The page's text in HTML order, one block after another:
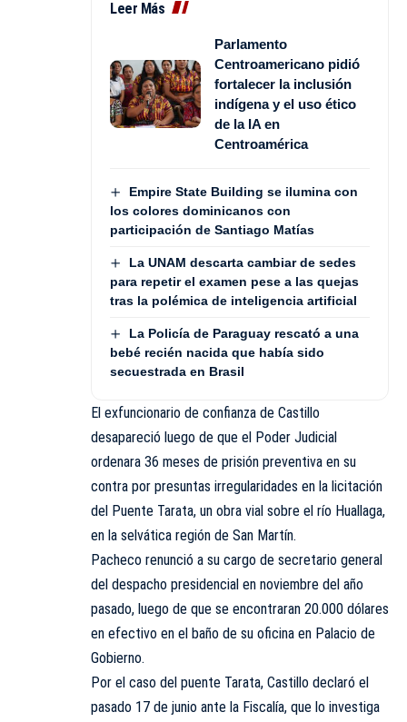
Leer Más
Parlamento
Centroamericano pidió
fortalecer la inclusión
indígena y el uso ético
de la IA en
Centroamérica
Empire State Building se ilumina con
los colores dominicanos con
participación de Santiago Matías
La UNAM descarta cambiar de sedes
para repetir el examen pese a las quejas
tras la polémica de inteligencia artificial
La Policía de Paraguay rescató a una
bebé recién nacida que había sido
secuestrada en Brasil
El exfuncionario de confianza de Castillo
desapareció luego de que el Poder Judicial
ordenara 36 meses de prisión preventiva en su
contra por presuntas irregularidades en la licitación
del Puente Tarata, un obra vial sobre el río Huallaga,
en la selvática región de San Martín.
Pacheco renunció a su cargo de secretario general
del despacho presidencial en noviembre del año
pasado, luego de que se encontraran 20.000 dólares
en efectivo en el baño de su oficina en Palacio de
Gobierno.
Por el caso del puente Tarata, Castillo declaró el
pasado 17 de junio ante la Fiscalía, que lo investiga